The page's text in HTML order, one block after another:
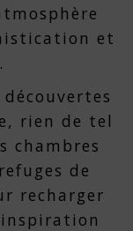
et
rien de tel
chambres
de
recharger